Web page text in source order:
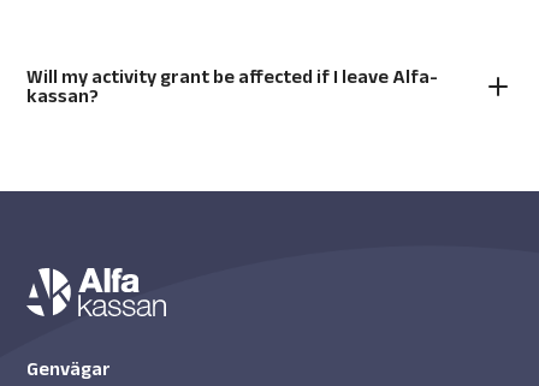
Will my activity grant be affected if I leave Alfa-
kassan?
Genvägar